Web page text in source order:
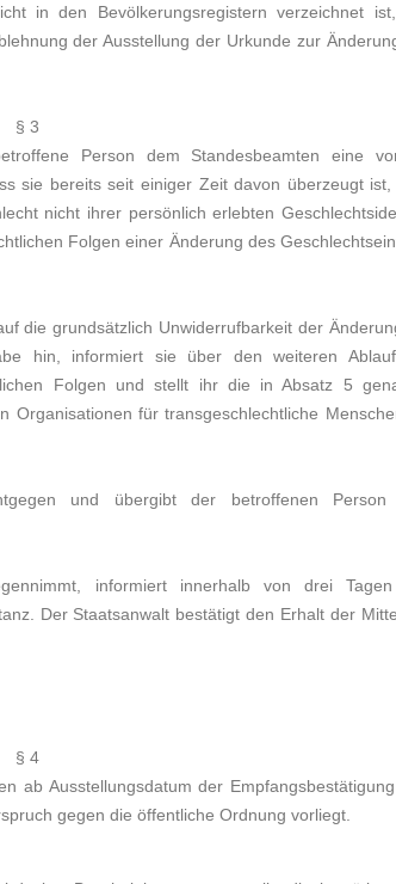
in den Bevölkerungsregistern verzeichnet
der Ausstellung der Urkunde zur
§ 3
Person dem Standesbeamten eine
sie bereits seit einiger Zeit davon überzeugt ist,
nicht ihrer persönlich erlebten
Folgen einer Änderung des
die grundsätzlich Unwiderrufbarkeit der
hin, informiert sie über den weiteren
Folgen und stellt ihr die in Absatz 5
Organisationen für transgeschlechtliche
und übergibt der betroffenen Person
informiert innerhalb von drei
Der Staatsanwalt bestätigt den Erhalt der
§ 4
ab Ausstellungsdatum der
gegen die öffentliche Ordnung vorliegt.